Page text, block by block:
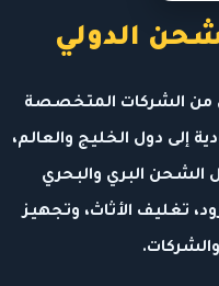
الدولي
من الشركات المتخصصة
إلى دول الخليج والعالم،
البري والبحري
تغليف الأثاث، وتجهيز